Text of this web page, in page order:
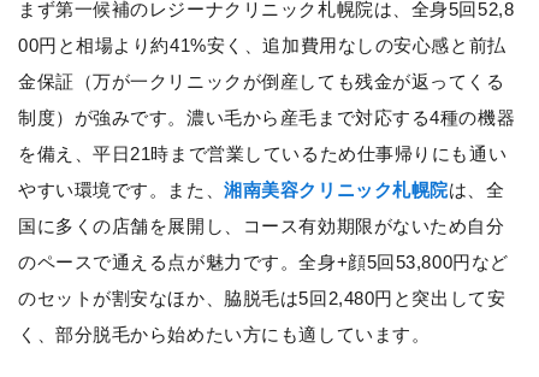
まず第一候補のレジーナクリニック札幌院は、全身5回52,8
00円と相場より約41%安く、追加費用なしの安心感と前払
金保証（万が一クリニックが倒産しても残金が返ってくる
制度）が強みです。濃い毛から産毛まで対応する4種の機器
を備え、平日21時まで営業しているため仕事帰りにも通い
やすい環境です。また、湘南美容クリニック札幌院は、全
国に多くの店舗を展開し、コース有効期限がないため自分
のペースで通える点が魅力です。全身+顔5回53,800円など
のセットが割安なほか、脇脱毛は5回2,480円と突出して安
く、部分脱毛から始めたい方にも適しています。